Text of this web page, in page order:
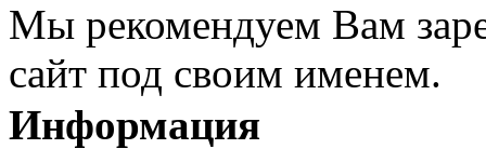
Мы рекомендуем Вам
сайт под своим именем.
Информация